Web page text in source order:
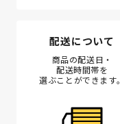
配送について
商品の配送日・
配送時間帯を
選ぶことができます。